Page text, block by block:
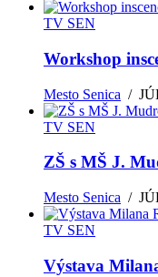
TV SEN
Workshop
Mesto Senica /
TV SEN
ZŠ s MŠ J.
Mesto Senica /
TV SEN
Výstava